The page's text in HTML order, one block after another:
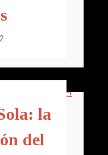
la
del